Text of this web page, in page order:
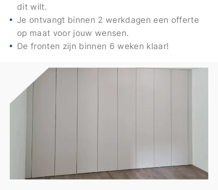
dit wilt.
Je ontvangt binnen 2 werkdagen een offerte
op maat voor jouw wensen.
De fronten zijn binnen 6 weken klaar!